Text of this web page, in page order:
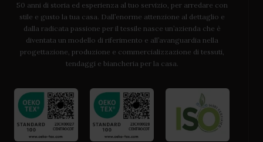
50 anni di storia ed esperienza al tuo servizio, per arredare con
stile e gusto la tua casa. Dall’enorme attenzione al dettaglio e
dalla radicata passione per il tessile nasce un’azienda che è
diventata un modello di riferimento e all’avanguardia nella
progettazione, produzione e commercializzazione di tessuti,
tendaggi e biancheria per la casa.